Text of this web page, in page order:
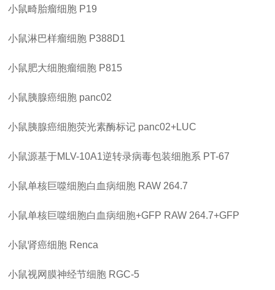
小鼠畸胎瘤细胞 P19
小鼠淋巴样瘤细胞 P388D1
小鼠肥大细胞瘤细胞 P815
小鼠胰腺癌细胞 panc02
小鼠胰腺癌细胞荧光素酶标记 panc02+LUC
小鼠源基于MLV-10A1逆转录病毒包装细胞系 PT-67
小鼠单核巨噬细胞白血病细胞 RAW 264.7
小鼠单核巨噬细胞白血病细胞+GFP RAW 264.7+GFP
小鼠肾癌细胞 Renca
小鼠视网膜神经节细胞 RGC-5